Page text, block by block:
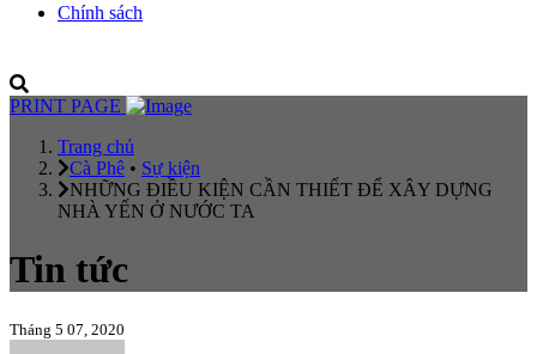
Chính sách
PRINT PAGE
Trang chủ
Cà Phê • Sự kiện
NHỮNG ĐIỀU KIỆN CẦN THIẾT ĐỂ XÂY DỰNG
NHÀ YẾN Ở NƯỚC TA
Tin tức
Tháng 5 07, 2020